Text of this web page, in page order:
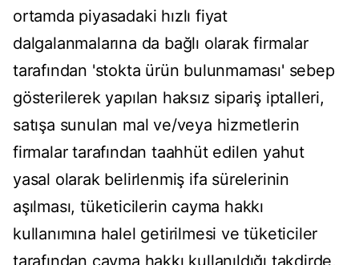
ortamda piyasadaki hızlı fiyat
dalgalanmalarına da bağlı olarak firmalar
tarafından 'stokta ürün bulunmaması' sebep
gösterilerek yapılan haksız sipariş iptalleri,
satışa sunulan mal ve/veya hizmetlerin
firmalar tarafından taahhüt edilen yahut
yasal olarak belirlenmiş ifa sürelerinin
aşılması, tüketicilerin cayma hakkı
kullanımına halel getirilmesi ve tüketiciler